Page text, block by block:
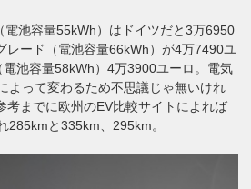
電池容量55kWh）はドイツだと3万6950
レード（電池容量66kWh）が4万7490ユ
池容量58kWh）4万3900ユーロ。電気
よって変わるため不思議じゃ無いけれ
考までに欧州のEV比較サイトによれば
285kmと335km、295km。